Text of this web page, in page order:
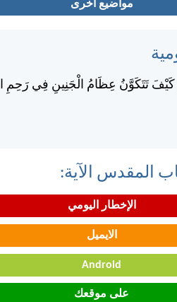
مواضيع اخرى
كَيْفَ تَتَكَوَّنُ عِظَامُ الْجَنِينِ فِي رَحِمِ
المقدس الآية:
الإخطار اليومي
الايميل
Android
على موقعك